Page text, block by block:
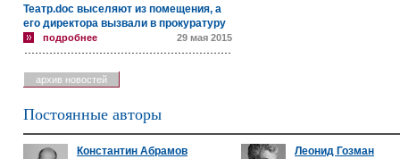
Театр.doc выселяют из помещения, а
его директора вызвали в прокуратуру
подробнее 29 мая 2015
архив новостей
Постоянные авторы
Константин Абрамов Леонид Гозман